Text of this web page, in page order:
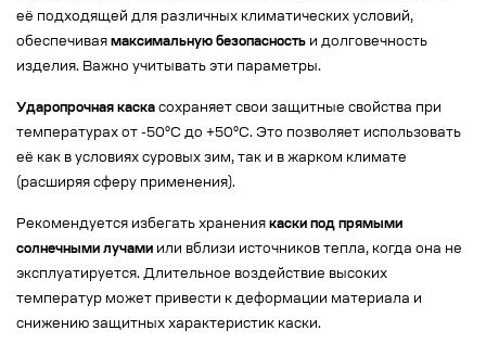
её подходящей для различных климатических условий,
обеспечивая максимальную безопасность и долговечность
изделия. Важно учитывать эти параметры.
Ударопрочная каска сохраняет свои защитные свойства при
температурах от -50°C до +50°C. Это позволяет использовать
её как в условиях суровых зим, так и в жарком климате
(расширяя сферу применения).
Рекомендуется избегать хранения каски под прямыми
солнечными лучами или вблизи источников тепла, когда она не
эксплуатируется. Длительное воздействие высоких
температур может привести к деформации материала и
снижению защитных характеристик каски.